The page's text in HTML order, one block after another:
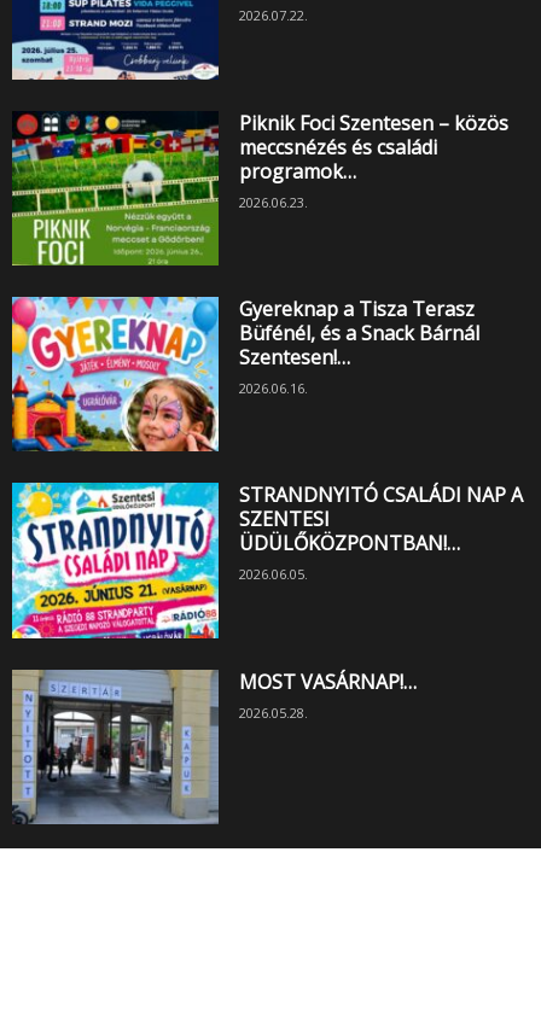
2026.07.22.
Piknik Foci Szentesen – közös
meccsnézés és családi
programok…
2026.06.23.
Gyereknap a Tisza Terasz
Büfénél, és a Snack Bárnál
Szentesen!…
2026.06.16.
STRANDNYITÓ CSALÁDI NAP A
SZENTESI
ÜDÜLŐKÖZPONTBAN!…
2026.06.05.
MOST VASÁRNAP!…
2026.05.28.